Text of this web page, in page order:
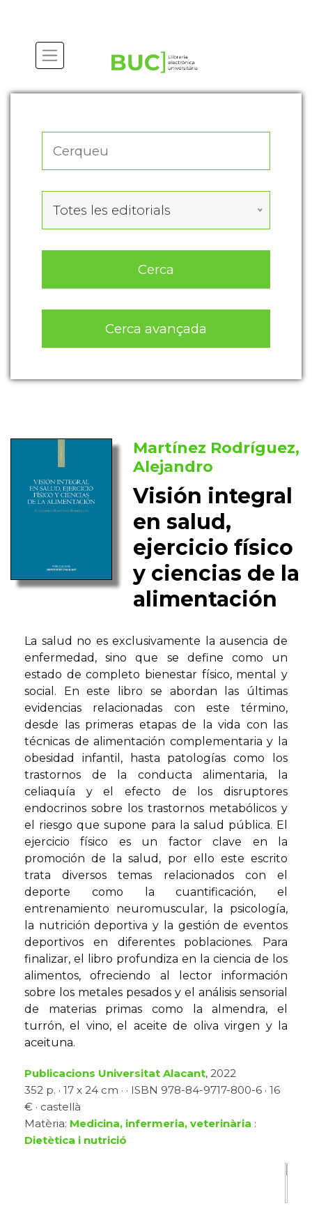
Totes les editorials
Cerca
Cerca avançada
Martínez Rodríguez,
Alejandro
Visión integral
en salud,
ejercicio físico
y ciencias de la
alimentación
La salud no es exclusivamente la ausencia de
enfermedad, sino que se define como un
estado de completo bienestar físico, mental y
social. En este libro se abordan las últimas
evidencias relacionadas con este término,
desde las primeras etapas de la vida con las
técnicas de alimentación complementaria y la
obesidad infantil, hasta patologías como los
trastornos de la conducta alimentaria, la
celiaquía y el efecto de los disruptores
endocrinos sobre los trastornos metabólicos y
el riesgo que supone para la salud pública. El
ejercicio físico es un factor clave en la
promoción de la salud, por ello este escrito
trata diversos temas relacionados con el
deporte como la cuantificación, el
entrenamiento neuromuscular, la psicología,
la nutrición deportiva y la gestión de eventos
deportivos en diferentes poblaciones. Para
finalizar, el libro profundiza en la ciencia de los
alimentos, ofreciendo al lector información
sobre los metales pesados y el análisis sensorial
de materias primas como la almendra, el
turrón, el vino, el aceite de oliva virgen y la
aceituna.
Publicacions Universitat Alacant, 2022
352 p. · 17 x 24 cm · · ISBN 978-84-9717-800-6 · 16
€ · castellà
Matèria: Medicina, infermeria, veterinària :
Dietètica i nutrició